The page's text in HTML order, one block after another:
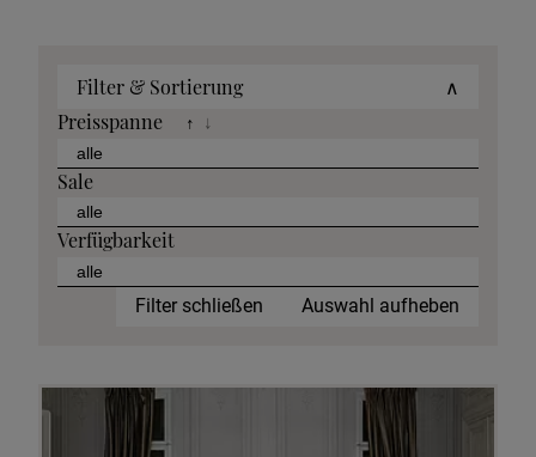
Filter & Sortierung
∧
Preisspanne
↑ ↓
Sale
Verfügbarkeit
Filter schließen Auswahl aufheben